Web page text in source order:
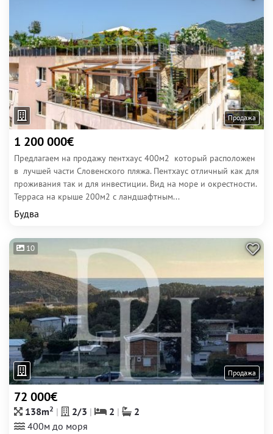
Продажа
1 200 000€
Предлагаем на продажу пентхаус 400м2 который расположен
в лучшей части Словенского пляжа. Пентхаус отличный как для
проживания так и для инвестиции. Вид на море и окрестности.
Терраса на крыше 200м2 с ландшафтным...
Будва
10
Продажа
72 000€
138m2 2/3 2
2
400м до моря